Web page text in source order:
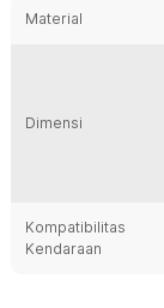
Fitur
Perlindungan
Anda kini dapat
mengkhawatirkan
TICARI ini
pabrik. Lapisan
debu kotoran,
busa jok Anda.
memastikan bodi
Material
Dimensi
Kompatibilitas
Kendaraan